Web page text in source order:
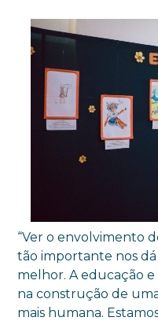
“Ver o envolvimento
tão importante nos
melhor. A educação
na construção de
mais humana.